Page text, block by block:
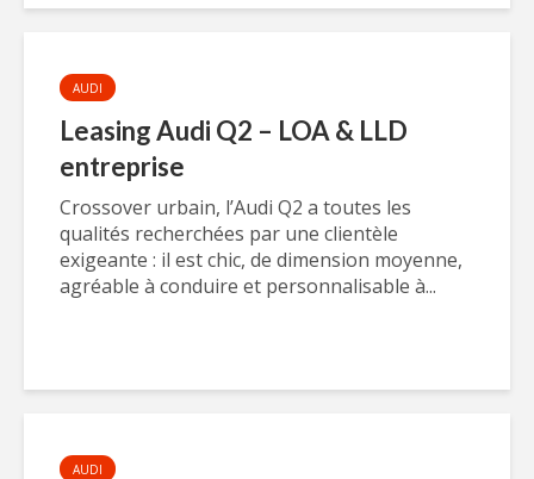
AUDI
Leasing Audi Q2 – LOA & LLD
entreprise
Crossover urbain, l’Audi Q2 a toutes les
qualités recherchées par une clientèle
exigeante : il est chic, de dimension moyenne,
agréable à conduire et personnalisable à...
AUDI